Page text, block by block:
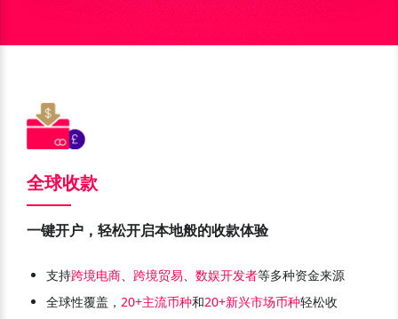
全球收款
一键开户，轻松开启本地般的收款体验
支持跨境电商、 跨境贸易、 数娱开发者等多种资金来源
全球性覆盖， 20+主流币种和20+新兴市场币种轻松收